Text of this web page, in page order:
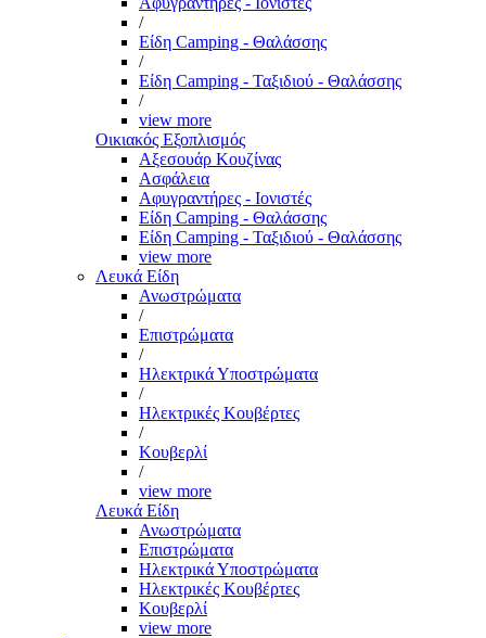
/
Είδη Camping - Θαλάσσης
/
Είδη Camping - Ταξιδιού - Θαλάσσης
/
view more
Οικιακός Εξοπλισμός
Αξεσουάρ Κουζίνας
Ασφάλεια
Αφυγραντήρες - Ιονιστές
Είδη Camping - Θαλάσσης
Είδη Camping - Ταξιδιού - Θαλάσσης
view more
Λευκά Είδη
Ανωστρώματα
/
Επιστρώματα
/
Ηλεκτρικά Υποστρώματα
/
Ηλεκτρικές Κουβέρτες
/
Κουβερλί
/
view more
Λευκά Είδη
Ανωστρώματα
Επιστρώματα
Ηλεκτρικά Υποστρώματα
Ηλεκτρικές Κουβέρτες
Κουβερλί
view more